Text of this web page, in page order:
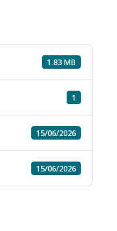
1.83 MB
1
15/06/2026
15/06/2026